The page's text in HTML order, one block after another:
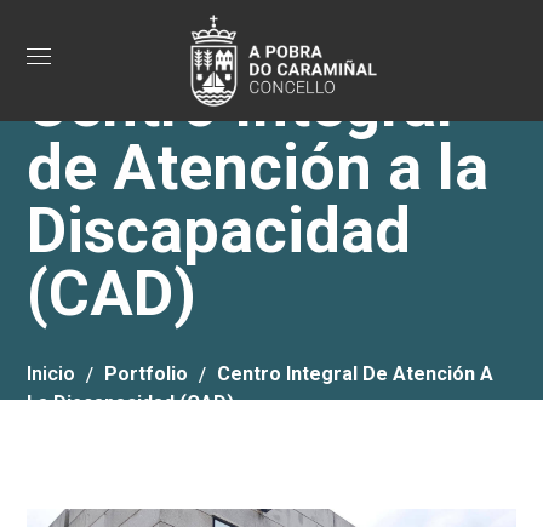
Centro Integral
de Atención a la
Discapacidad
(CAD)
Inicio Portfolio
Centro Integral De Atención A
La Discapacidad (CAD)